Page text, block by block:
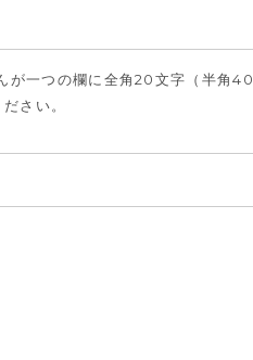
が一つの欄に全角20文字（半角40
さい。